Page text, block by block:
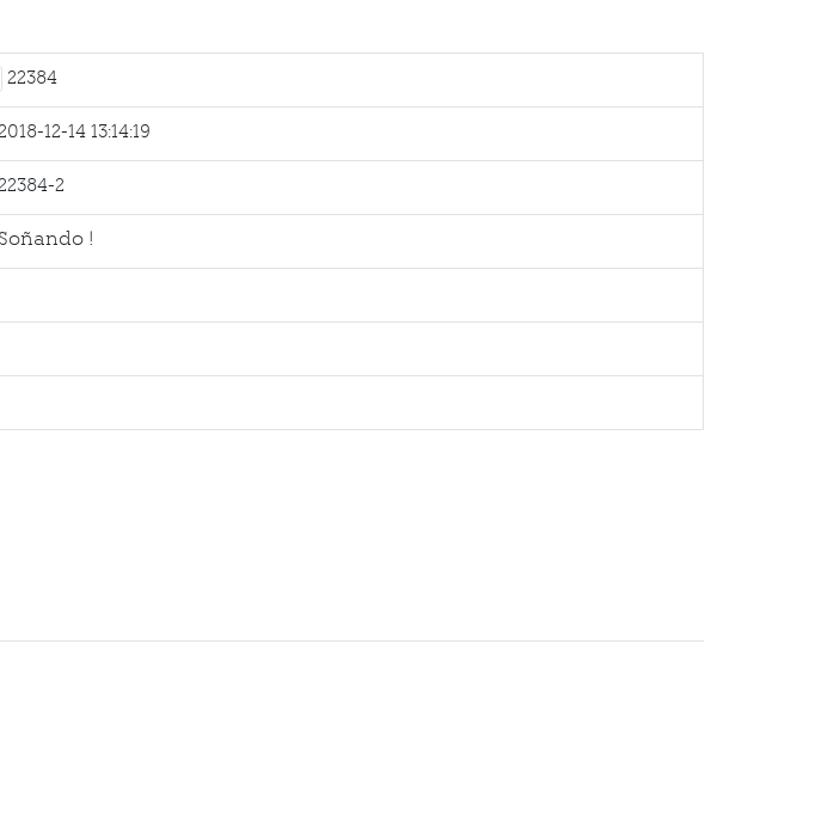
22384
12-14 13:14:19
2
Soñando !